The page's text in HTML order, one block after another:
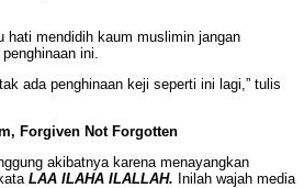
hati mendidih kaum muslimin jangan
ini.
ada penghinaan keji seperti ini lagi,” tulis
Forgiven Not Forgotten
akibatnya karena menayangkan
LAA ILAHA ILALLAH. Inilah wajah media